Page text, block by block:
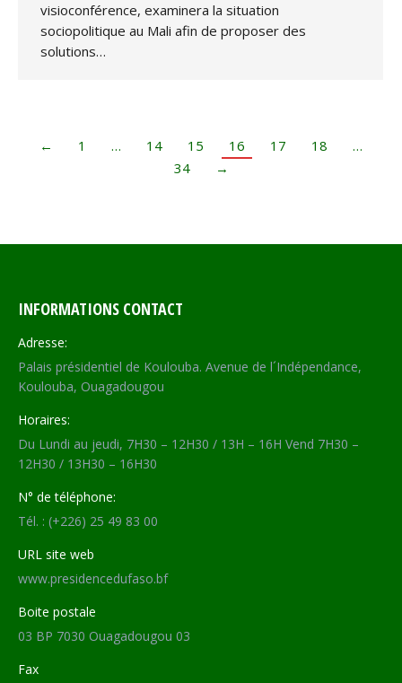
visioconférence, examinera la situation
sociopolitique au Mali afin de proposer des
solutions…
← 1 … 14 15 16 17 18
…
34
→
INFORMATIONS CONTACT
Adresse:
Palais présidentiel de Koulouba. Avenue de l´Indépendance,
Koulouba, Ouagadougou
Horaires:
Du Lundi au jeudi, 7H30 – 12H30 / 13H – 16H Vend 7H30 –
12H30 / 13H30 – 16H30
N° de téléphone:
Tél. : (+226) 25 49 83 00
URL site web
www.presidencedufaso.bf
Boite postale
03 BP 7030 Ouagadougou 03
Fax